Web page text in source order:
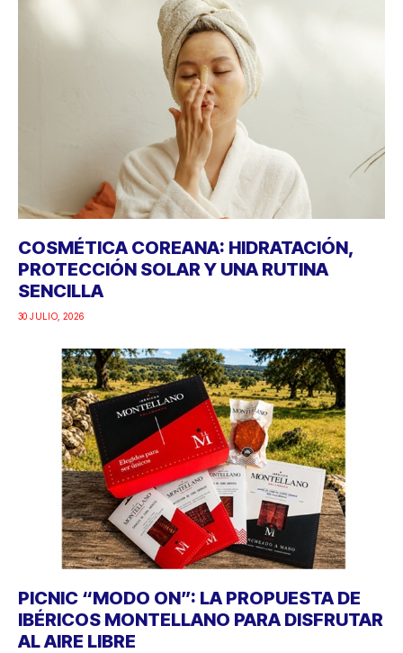
COSMÉTICA COREANA: HIDRATACIÓN,
PROTECCIÓN SOLAR Y UNA RUTINA
SENCILLA
30 JULIO, 2026
PICNIC “MODO ON”: LA PROPUESTA DE
IBÉRICOS MONTELLANO PARA DISFRUTAR
AL AIRE LIBRE